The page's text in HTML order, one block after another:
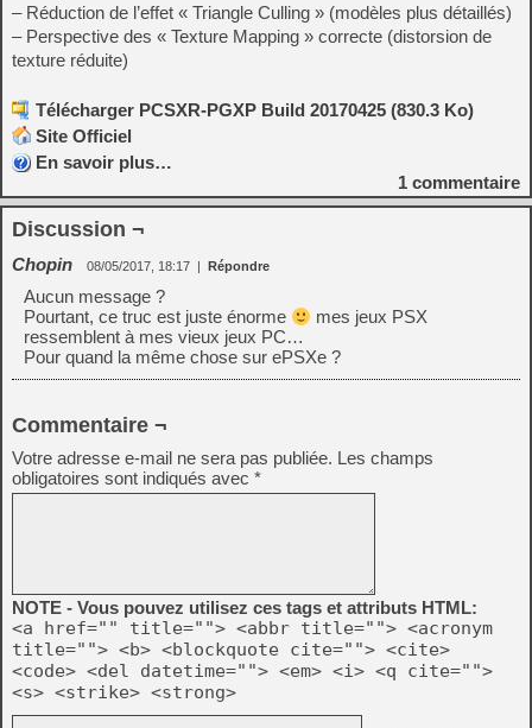
– Réduction de l’effet « Triangle Culling » (modèles plus détaillés)
– Perspective des « Texture Mapping » correcte (distorsion de
texture réduite)
Télécharger PCSXR-PGXP Build 20170425 (830.3 Ko)
Site Officiel
En savoir plus…
1 commentaire
Discussion ¬
Chopin 08/05/2017, 18:17 Répondre
Aucun message ?
Pourtant, ce truc est juste énorme
mes jeux PSX
ressemblent à mes vieux jeux PC…
Pour quand la même chose sur ePSXe ?
Commentaire ¬
Votre adresse e-mail ne sera pas publiée. Les champs
obligatoires sont indiqués avec *
NOTE - Vous pouvez utilisez ces tags et attributs HTML:
<a href="" title=""> <abbr title=""> <acronym
title=""> <b> <blockquote cite=""> <cite>
<code> <del datetime=""> <em> <i> <q cite="">
<s> <strike> <strong>